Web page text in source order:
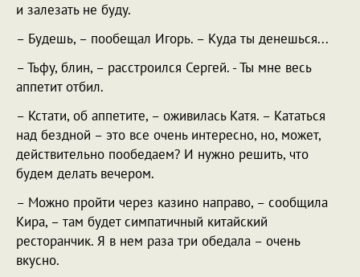
и залезать не буду.
– Будешь, – пообещал Игорь. – Куда ты денешься...
– Тьфу, блин, – расстроился Сергей. - Ты мне весь
аппетит отбил.
– Кстати, об аппетите, – оживилась Катя. – Кататься
над бездной – это все очень интересно, но, может,
действительно пообедаем? И нужно решить, что
будем делать вечером.
– Можно пройти через казино направо, – сообщила
Кира, – там будет симпатичный китайский
ресторанчик. Я в нем раза три обедала – очень
вкусно.